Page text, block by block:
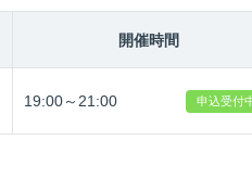
開催時間
19:00～21:00 申込受付